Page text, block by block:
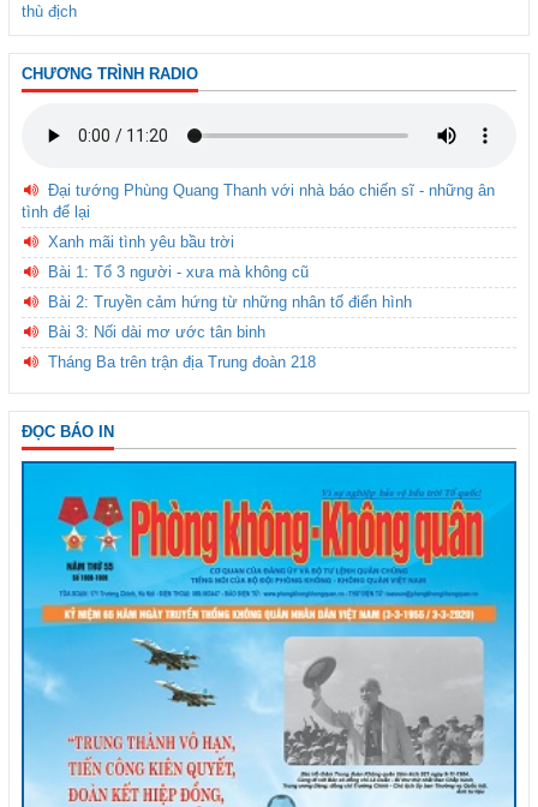
thù địch
CHƯƠNG TRÌNH RADIO
Đại tướng Phùng Quang Thanh với nhà báo chiến sĩ - những ân
tình để lại
Xanh mãi tình yêu bầu trời
Bài 1: Tổ 3 người - xưa mà không cũ
Bài 2: Truyền cảm hứng từ những nhân tố điển hình
Bài 3: Nối dài mơ ước tân binh
Tháng Ba trên trận địa Trung đoàn 218
ĐỌC BÁO IN